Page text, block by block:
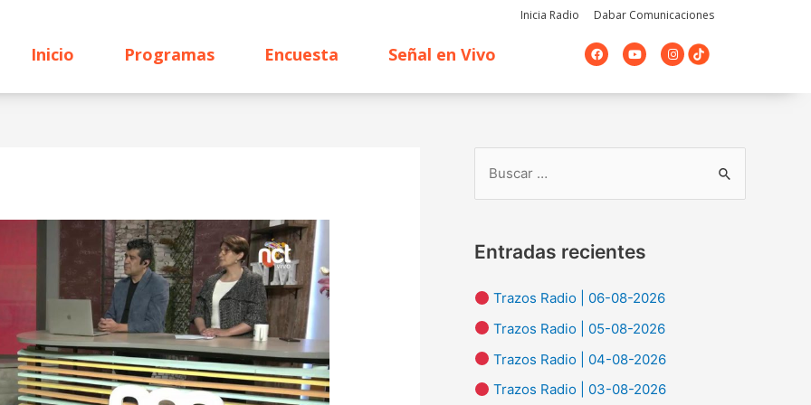
Inicia Radio Dabar Comunicaciones
Inicio Programas Encuesta Señal en Vivo
F
a
c
b
Y
o
u
u
I
n
s
a
u
c
p
o
r
Entradas recientes
Trazos Radio | 06-08-2026
Trazos Radio | 05-08-2026
Trazos Radio | 04-08-2026
Trazos Radio | 03-08-2026